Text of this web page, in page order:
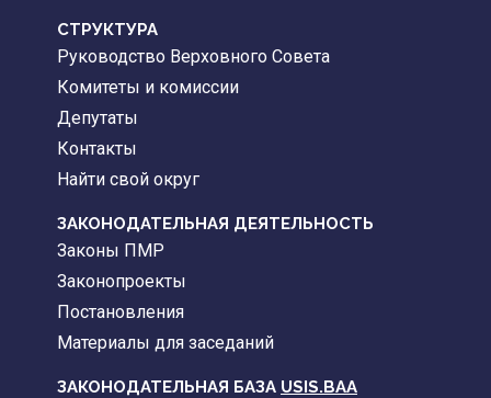
CТРУКТУРА
Руководство Верховного Совета
Комитеты и комиссии
Депутаты
Контакты
Найти свой округ
ЗАКОНОДАТЕЛЬНАЯ ДЕЯТЕЛЬНОСТЬ
Законы ПМР
Законопроекты
Постановления
Материалы для заседаний
ЗАКОНОДАТЕЛЬНАЯ БАЗА USIS.BAA